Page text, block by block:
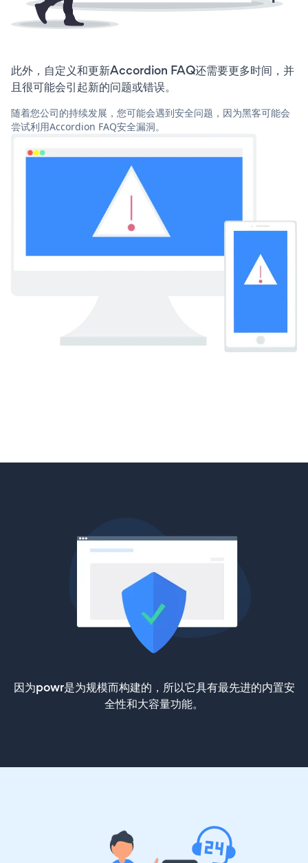
此外，自定义和更新Accordion FAQ还需要更多时间，并
且很可能会引起新的问题或错误。
随着您公司的持续发展，您可能会遇到安全问题，因为黑客可能会
尝试利用Accordion FAQ安全漏洞。
因为powr是为规模而构建的，所以它具有最先进的内置安
全性和大容量功能。